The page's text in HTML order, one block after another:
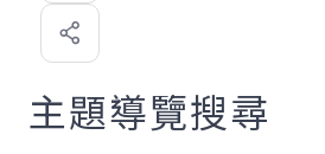
喜
歡
主題導覽搜尋